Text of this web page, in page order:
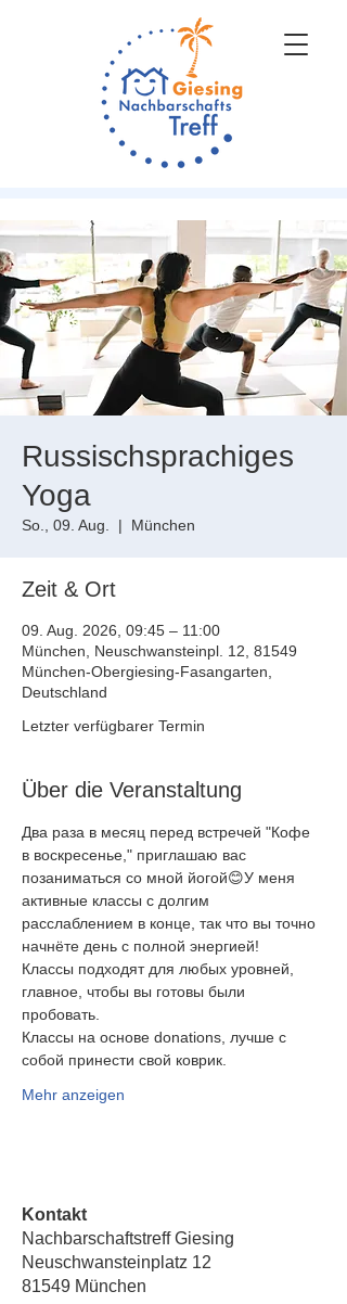
Russischsprachiges
Yoga
So., 09. Aug.
  |
München
Zeit & Ort
09. Aug. 2026, 09:45 – 11:00
München, Neuschwansteinpl. 12, 81549
München-Obergiesing-Fasangarten,
Deutschland
Letzter verfügbarer Termin
Über die Veranstaltung
Два раза в месяц перед встречей "Кофе
в воскресенье," приглашаю вас
позаниматься со мной йогой😊У меня
активные классы с долгим
расслаблением в конце, так что вы точно
начнёте день с полной энергией!
Классы подходят для любых уровней,
главное, чтобы вы готовы были
пробовать.
Классы на основе donations, лучше с
собой принести свой коврик.
Mehr anzeigen
Kontakt
Nachbarschaftstreff Giesing
Neuschwansteinplatz 12
81549 München